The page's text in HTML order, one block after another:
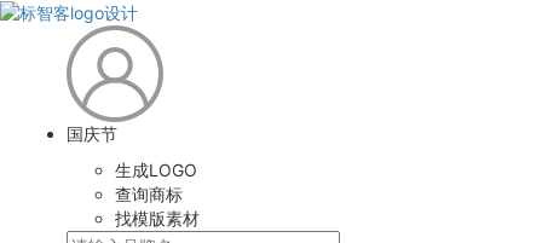
国庆节
生成LOGO
查询商标
找模版素材